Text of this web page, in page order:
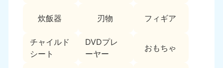
炊飯器 刃物 フィギア
チャイルド
シート
DVDプレ
ーヤー
おもちゃ
奈良県
050-1881-5249
三重県
050-1881-5254
滋賀県